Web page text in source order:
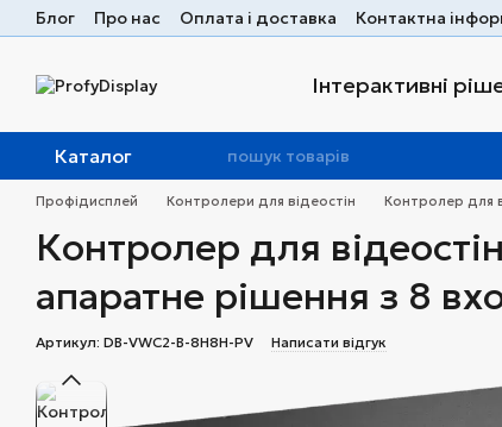
Перейти до основного контенту
Блог Про нас Оплата і доставка Контактна
Інтерактивні
Каталог
Профідисплей Контролери для відеостін Контролер для
Контролер для
апаратне рішення з 8
Артикул: DB-VWC2-B-8H8H-PV Написати відгук